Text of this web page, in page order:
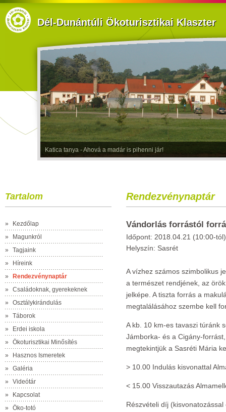
Dél-Dunántúli Ökoturisztikai Klaszter
Katica tanya - Ahová a madár is pihenni jár!
Tartalom
»
Kezdőlap
»
Magunkról
»
Tagjaink
»
Híreink
»
Rendezvénynaptár
»
Családoknak, gyerekeknek
»
Osztálykirándulás
»
Táborok
»
Erdei iskola
»
Ökoturisztikai Minősítés
»
Hasznos Ismeretek
»
Galéria
»
Videótár
»
Kapcsolat
»
Öko-totó
Rendezvénynaptár
Vándorlás forrástól
Időpont: 2018.04.21 (10:00-tól)
Helyszín: Sasrét
A vízhez számos szimbolikus
a természet rendjének, az
jelképe. A tiszta forrás a
megtalálásához szembe kell
A kb. 10 km-es tavaszi túránk
Jámborka- és a Cigány-
megtekintjük a Sasréti Mária
> 10.00 Indulás kisvonattal
< 15.00 Visszautazás
Részvételi díj